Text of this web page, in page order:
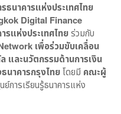
นาคารแห่งประเทศไทย
Digital Finance
รแห่งประเทศไทยร่วมกับ
เพื่อร่วมขับเคลื่อน
และนวัตกรรมด้านการเงิน
นาคารกรุงไทยโดยมี คณะผู้
การเรียนรู้ธนาคารแห่ง